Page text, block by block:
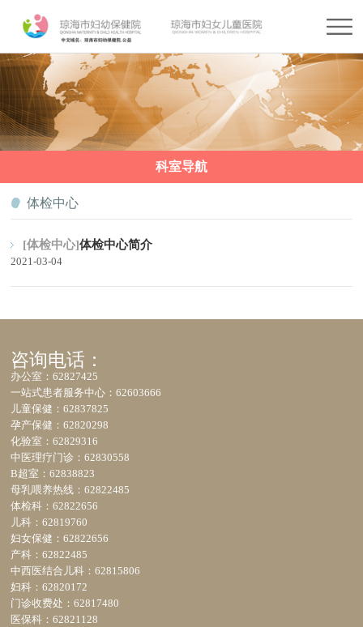
科室导航
体检中心
[体检中心]体检中心简介
2021-03-04
咨询电话：
办公室：62827425
一站式患者服务中心：62603666
儿童保健：62837825
孕产保健：62820298
化验室：62829316
中医理疗门诊：62830558
B超室：62838823
母乳喂养热线：62822485
体检科：62822656
儿科：62819760
妇女保健：62822656
产科：62822485
中西医结合儿科：62815806
妇科：62820172
门诊收费处：62817480
医保科：62821128